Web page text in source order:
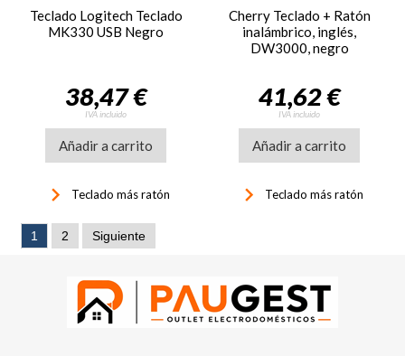
Teclado Logitech Teclado
MK330 USB Negro
38,47 €
IVA incluido
Añadir a carrito
keyboard_arrow_right Teclado más ratón
Cherry Teclado + Ratón
inalámbrico, inglés,
DW3000, negro
41,62 €
IVA incluido
Añadir a carrito
keyboard_arrow_right Teclado más ratón
1 2 Siguiente